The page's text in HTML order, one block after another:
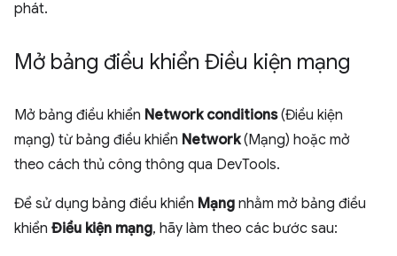
phát.
Mở bảng điều khiển Điều kiện mạng
Mở bảng điều khiển Network conditions(Điều kiện
mạng) từ bảng điều khiển Network(Mạng) hoặc mở
theo cách thủ công thông qua DevTools.
Để sử dụng bảng điều khiển Mạng nhằm mở bảng điều
khiển Điều kiện mạng, hãy làm theo các bước sau: